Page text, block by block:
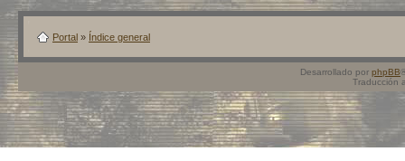
Portal » Índice general
Desarrollado por phpBB
Traducción